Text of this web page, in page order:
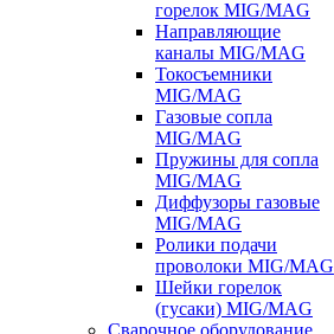
горелок MIG/MAG
Направляющие
каналы MIG/MAG
Токосъемники
MIG/MAG
Газовые сопла
MIG/MAG
Пружины для сопла
MIG/MAG
Диффузоры газовые
MIG/MAG
Ролики подачи
проволоки MIG/MAG
Шейки горелок
(гусаки) MIG/MAG
Сварочное оборудование